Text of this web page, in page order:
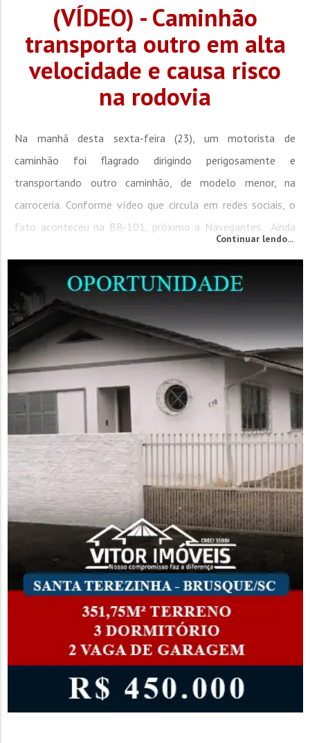
(VÍDEO) - Caminhão
transporta outro em alta
velocidade e causa risco
na rodovia
Na manhã desta sexta-feira (23), um motorista de
caminhão foi flagrado dirigindo perigosamente e
transportando outro caminhão, de modelo menor, na
carroceria. Conforme vídeo que circula em redes sociais, o
fato aconteceu na BR-101, próximo a Navegantes. Ainda
transportado encontrava-se suspenso, sem qualquer tipo de
segurança para os condutores que trafegavam na...
Continuar lendo...